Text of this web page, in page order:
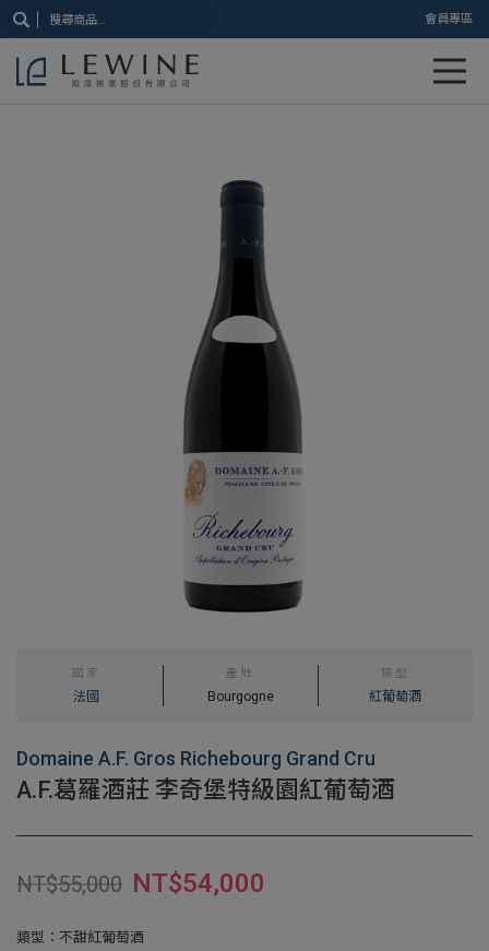
會員專區
國家
法國
產地
Bourgogne
類型
紅葡萄酒
Domaine A.F. Gros Richebourg Grand Cru
A.F.葛羅酒莊 李奇堡特級園紅葡萄酒
NT$55,000 NT$54,000
類型：不甜紅葡萄酒